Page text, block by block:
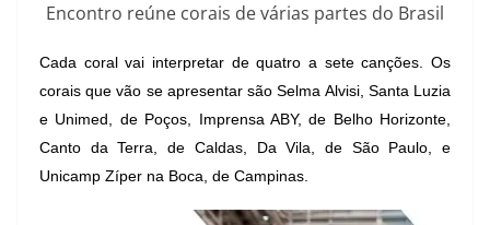
Encontro reúne corais de várias partes do Brasil
Cada coral vai interpretar de quatro a sete canções. Os
corais que vão se apresentar são Selma Alvisi, Santa Luzia
e Unimed, de Poços, Imprensa ABY, de Belho Horizonte,
Canto da Terra, de Caldas, Da Vila, de São Paulo, e
Unicamp Zíper na Boca, de Campinas.